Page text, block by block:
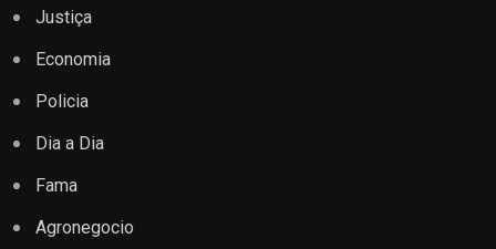
Justiça
Economia
Policia
Dia a Dia
Fama
Agronegocio